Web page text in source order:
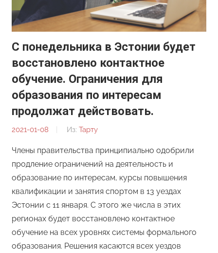
С понедельника в Эстонии будет
восстановлено контактное
обучение. Ограничения для
образования по интересам
продолжат действовать.
2021-01-08
От:
Из: Тарту
Члены правительства принципиально одобрили
продление ограничений на деятельность и
образование по интересам, курсы повышения
квалификации и занятия спортом в 13 уездах
Эстонии с 11 января. С этого же числа в этих
регионах будет восстановлено контактное
обучение на всех уровнях системы формального
образования. Решения касаются всех уездов